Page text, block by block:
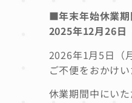
■年末年始休業期
2025年12月26
2026年1月5日（
ご不便をおかけ
休業期間中にい